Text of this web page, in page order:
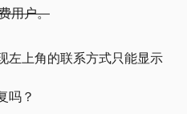
用户。
左上角的联系方式只能显示
吗？